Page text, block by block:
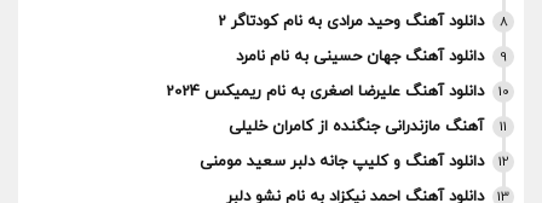
8 دانلود آهنگ وحید مرادی به نام کودتاگر 2
9 دانلود آهنگ جهان حسینی به نام نامرد
10 دانلود آهنگ علیرضا اصغری به نام ریمیکس 2024
11 آهنگ مازندرانی جنگنده از کامران خلیلی
12 دانلود آهنگ و کلیپ جانه دلبر سعید مومنی
13 دانلود آهنگ احمد نیکزاد به نام نشو دلبر